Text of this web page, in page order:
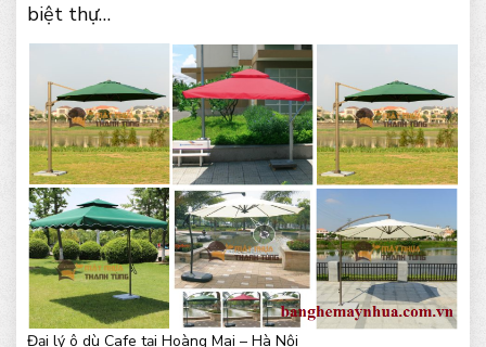
biệt thự…
Đại lý ô dù Cafe tại Hoàng Mai – Hà Nội